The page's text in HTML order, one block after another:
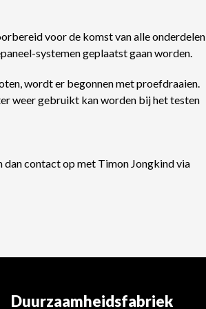
voor de komst van alle onderdelen
systemen geplaatst gaan worden.
wordt er begonnen met proefdraaien.
weer gebruikt kan worden bij het testen
dan contact op met Timon Jongkind via
Duurzaamheidsfabriek